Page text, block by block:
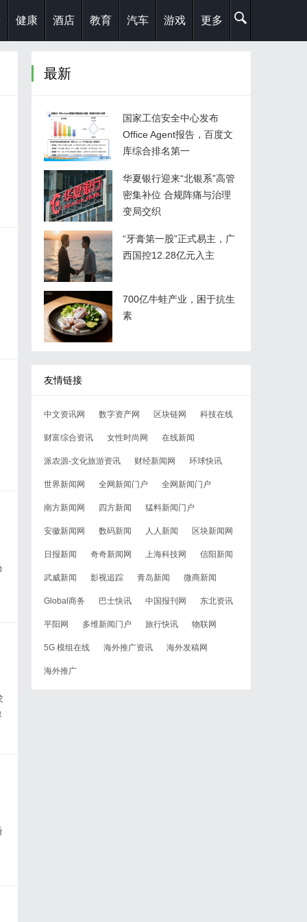
健康 酒店 教育 汽车 游戏 更多
最新
国家工信安全中心发布
Office Agent报告，百度文
库综合排名第一
华夏银行迎来“北银系”高管
密集补位 合规阵痛与治理
变局交织
“牙膏第一股”正式易主，广
西国控12.28亿元入主
700亿牛蛙产业，困于抗生
素
友情链接
中文资讯网 数字资产网 区块链网 科技在线
财富综合资讯 女性时尚网 在线新闻
派农源-文化旅游资讯 财经新闻网 环球快讯
世界新闻网 全网新闻门户 全网新闻门户
南方新闻网 四方新闻 猛料新闻门户
安徽新闻网 数码新闻 人人新闻 区块新闻网
日报新闻 奇奇新闻网 上海科技网 信阳新闻
武威新闻 影视追踪 青岛新闻 微商新闻
Global商务 巴士快讯 中国报刊网 东北资讯
平阳网 多维新闻门户 旅行快讯 物联网
5G 模组在线 海外推广资讯 海外发稿网
海外推广